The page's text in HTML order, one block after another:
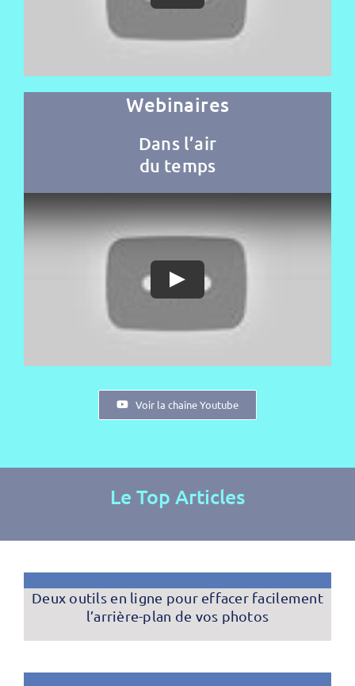
Webinaires
Dans l’air
du temps
Voir la chaîne Youtube
Le Top Articles
Deux outils en ligne pour effacer facilement
l’arrière-plan de vos photos